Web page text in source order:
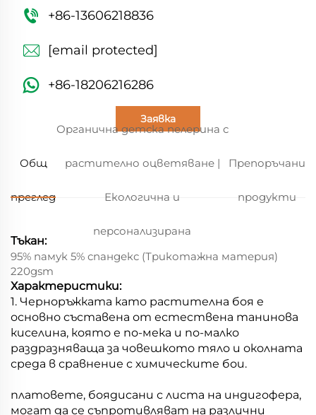
+86-13606218836
[email protected]
+86-18206216286
Заявка
Общ
преглед
Органична детска пелерина с
растително оцветяване |
Екологична и
персонализирана
Препоръчани
продукти
Тъкан:
95% памук 5% спандекс (Трикотажна материя)
220gsm
Характеристики:
1. Черноръжката като растителна боя е
основно съставена от естествена танинова
киселина, която е по-мека и по-малко
раздразняваща за човешкото тяло и околната
среда в сравнение с химическите бои.
платовете, боядисани с листа на индигофера,
могат да се съпротивляват на различни